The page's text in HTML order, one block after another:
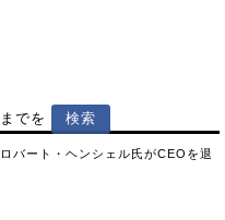
までを
ロバート・ヘンシェル氏がCEOを退